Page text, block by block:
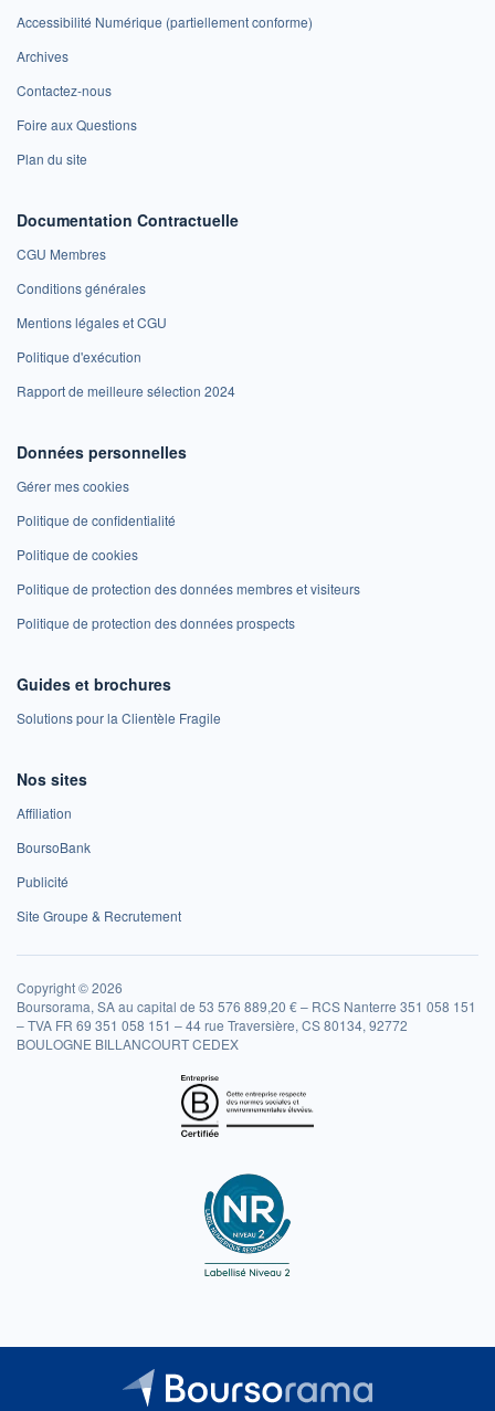
Accessibilité Numérique (partiellement conforme)
Archives
Contactez-nous
Foire aux Questions
Plan du site
Documentation Contractuelle
CGU Membres
Conditions générales
Mentions légales et CGU
Politique d'exécution
Rapport de meilleure sélection 2024
Données personnelles
Gérer mes cookies
Politique de confidentialité
Politique de cookies
Politique de protection des données membres et visiteurs
Politique de protection des données prospects
Guides et brochures
Solutions pour la Clientèle Fragile
Nos sites
Affiliation
BoursoBank
Publicité
Site Groupe & Recrutement
Copyright © 2026
Boursorama, SA au capital de 53 576 889,20 € – RCS Nanterre 351 058 151
– TVA FR 69 351 058 151 – 44 rue Traversière, CS 80134, 92772
BOULOGNE BILLANCOURT CEDEX